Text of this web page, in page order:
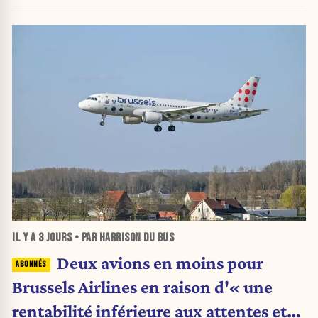
IL Y A 3 JOURS• PAR HARRISON DU BUS
Deux avions en moins pour
Brussels Airlines en raison d'« une
rentabilité inférieure aux attentes et